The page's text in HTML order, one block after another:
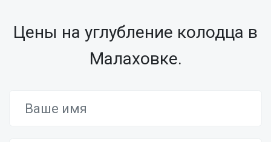
Цены на углубление колодца в
Малаховке.